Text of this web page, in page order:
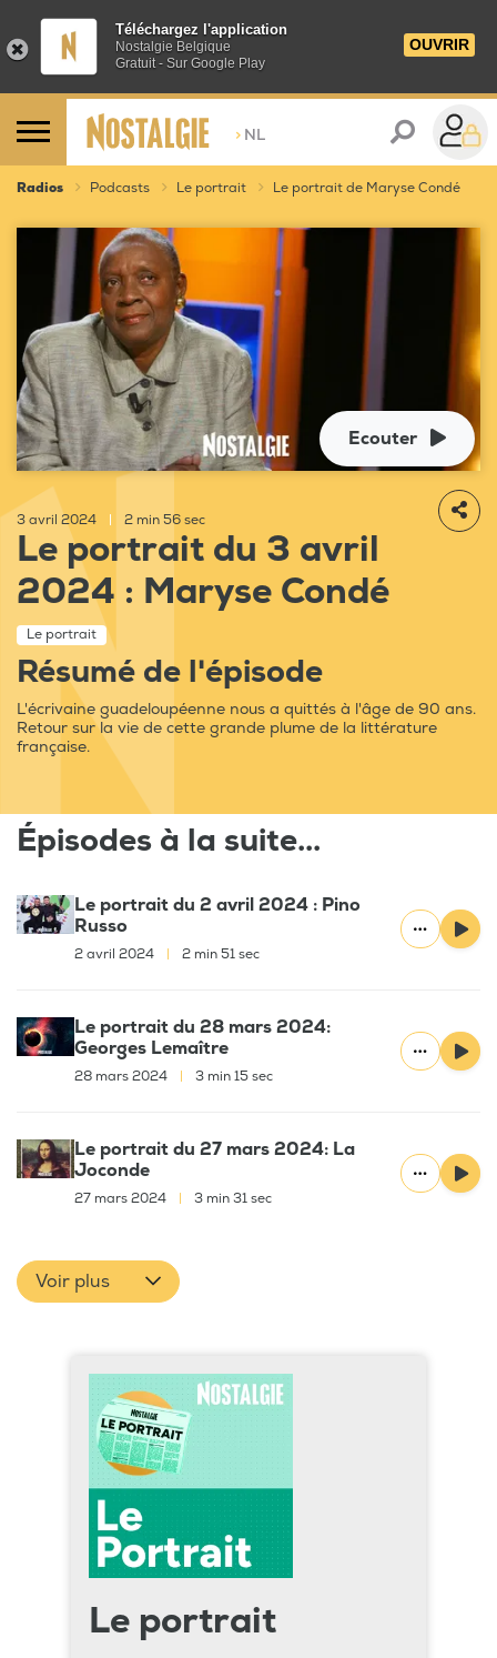
Téléchargez l'application
Nostalgie Belgique
Gratuit - Sur Google Play
OUVRIR
> NL
Radios Podcasts Le portrait Le portrait de Maryse Condé
Ecouter
3 avril 2024 2 min 56 sec
Le portrait du 3 avril
2024 : Maryse Condé
Le portrait
Résumé de l'épisode
L'écrivaine guadeloupéenne nous a quittés à l'âge de 90 ans.
Retour sur la vie de cette grande plume de la littérature
française.
Épisodes à la suite...
Le portrait du 2 avril 2024 : Pino
Russo
2 avril 2024 2 min 51 sec
Le portrait du 28 mars 2024:
Georges Lemaître
28 mars 2024 3 min 15 sec
Le portrait du 27 mars 2024: La
Joconde
27 mars 2024 3 min 31 sec
Voir plus
Le portrait